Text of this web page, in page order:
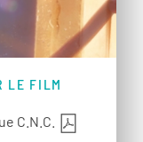
LE FILM
C.N.C.